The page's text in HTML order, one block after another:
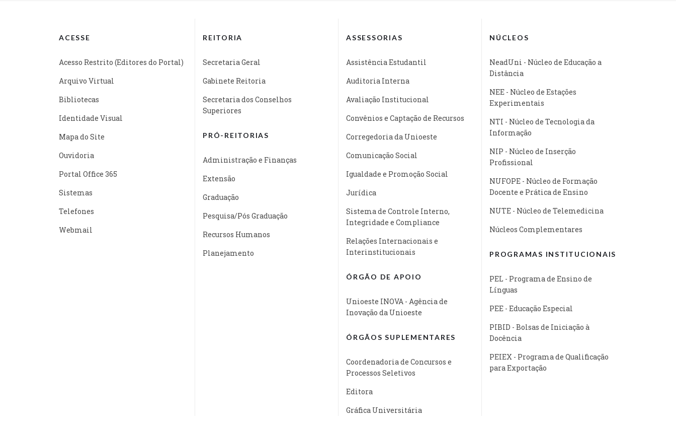
ACESSE
Acesso Restrito (Editores do Portal)
Arquivo Virtual
Bibliotecas
Identidade Visual
Mapa do Site
Ouvidoria
Portal Office 365
Sistemas
Telefones
Webmail
REITORIA
Secretaria Geral
Gabinete Reitoria
Secretaria dos Conselhos
Superiores
PRÓ-REITORIAS
Administração e Finanças
Extensão
Graduação
Pesquisa/Pós Graduação
Recursos Humanos
Planejamento
ASSESSORIAS
Assistência Estudantil
Auditoria Interna
Avaliação Institucional
Convênios e Captação de Recursos
Corregedoria da Unioeste
Comunicação Social
Igualdade e Promoção Social
Jurídica
Sistema de Controle Interno,
Integridade e Compliance
Relações Internacionais e
Interinstitucionais
ÓRGÃO DE APOIO
Unioeste INOVA - Agência de
Inovação da Unioeste
ÓRGÃOS SUPLEMENTARES
Coordenadoria de Concursos e
Processos Seletivos
Editora
Gráfica Universitária
NÚCLEOS
NeadUni - Núcleo de Educação a
Distância
NEE - Núcleo de Estações
Experimentais
NTI - Núcleo de Tecnologia da
Informação
NIP - Núcleo de Inserção
Profissional
NUFOPE - Núcleo de Formação
Docente e Prática de Ensino
NUTE - Núcleo de Telemedicina
Núcleos Complementares
PROGRAMAS INSTITUCIONAIS
PEL - Programa de Ensino de
Línguas
PEE - Educação Especial
PIBID - Bolsas de Iniciação à
Docência
PEIEX - Programa de Qualificação
para Exportação